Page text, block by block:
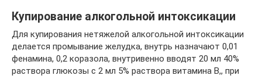
Купирование алкогольной интоксикации
Для купирования нетяжелой алкогольной интоксикации
делается промывание желудка, внутрь назначают 0,01
фенамина, 0,2 коразола, внутривенно вводят 20 мл 40%
раствора глюкозы с 2 мл 5% раствора витамина В,, при